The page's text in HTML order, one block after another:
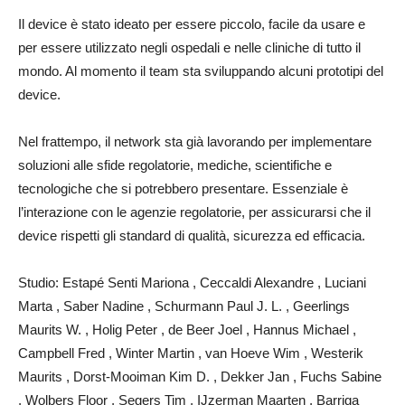
Il device è stato ideato per essere piccolo, facile da usare e
per essere utilizzato negli ospedali e nelle cliniche di tutto il
mondo. Al momento il team sta sviluppando alcuni prototipi del
device.
Nel frattempo, il network sta già lavorando per implementare
soluzioni alle sfide regolatorie, mediche, scientifiche e
tecnologiche che si potrebbero presentare. Essenziale è
l’interazione con le agenzie regolatorie, per assicurarsi che il
device rispetti gli standard di qualità, sicurezza ed efficacia.
Studio: Estapé Senti Mariona , Ceccaldi Alexandre , Luciani
Marta , Saber Nadine , Schurmann Paul J. L. , Geerlings
Maurits W. , Holig Peter , de Beer Joel , Hannus Michael ,
Campbell Fred , Winter Martin , van Hoeve Wim , Westerik
Maurits , Dorst-Mooiman Kim D. , Dekker Jan , Fuchs Sabine
, Wolbers Floor , Segers Tim , IJzerman Maarten , Barriga